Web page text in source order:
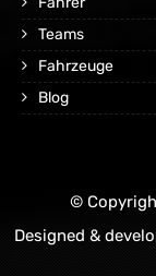
Teams
Fahrzeuge
Blog
©
Designed &